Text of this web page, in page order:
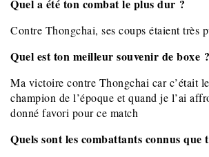
Quel a été ton combat le plus dur ?
Contre Thongchai, ses coups étaient très
Quel est ton meilleur souvenir de boxe ?
Ma victoire contre Thongchai car c’était
champion de l’époque et quand je l’ai
donné favori pour ce match
Quels sont les combattants connus que